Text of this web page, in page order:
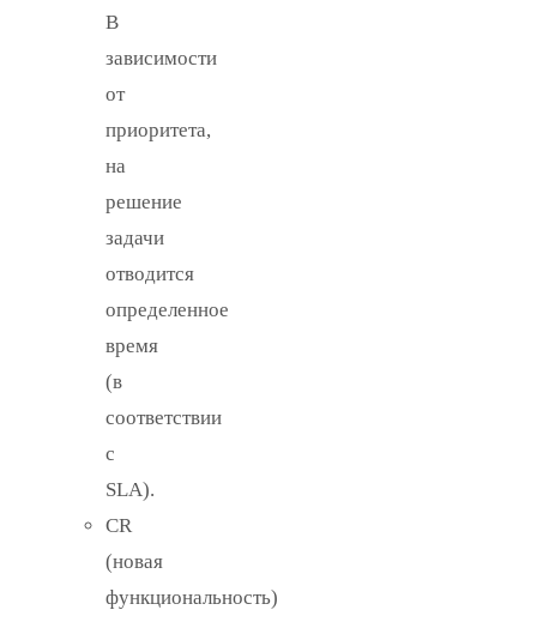
В
зависимости
от
приоритета,
на
решение
задачи
отводится
определенное
время
(в
соответствии
с
SLA).
CR
(новая
функциональность)